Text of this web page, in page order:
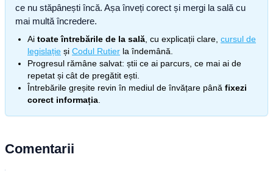
ce nu stăpânești încă. Așa înveți corect și mergi la sală cu
mai multă încredere.
Ai toate întrebările de la sală , cu explicații clare, cursul de
legislație și Codul Rutier la îndemână.
Progresul rămâne salvat: știi ce ai parcurs, ce mai ai de
repetat și cât de pregătit ești.
Întrebările greșite revin în mediul de învățare până fixezi
corect informația
Comentarii